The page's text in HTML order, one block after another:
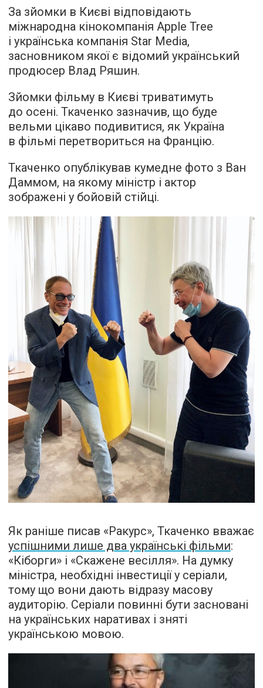
За зйомки в Києві відповідають
міжнародна кінокомпанія Apple Tree
і українська компанія Star Media,
засновником якої є відомий український
продюсер Влад Ряшин.
Зйомки фільму в Києві триватимуть
до осені. Ткаченко зазначив, що буде
вельми цікаво подивитися, як Україна
в фільмі перетвориться на Францію.
Ткаченко опублікував кумедне фото з Ван
Даммом, на якому міністр і актор
зображені у бойовій стійці.
Як раніше писав «Ракурс», Ткаченко вважає
успішними лише два українські фільми:
«Кіборги» і «Скажене весілля». На думку
міністра, необхідні інвестиції у серіали,
тому що вони дають відразу масову
аудиторію. Серіали повинні бути засновані
на українських наративах і зняті
українською мовою.